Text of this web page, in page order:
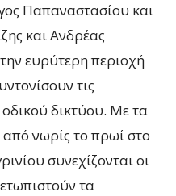
Παπαναστασίου και
και Ανδρέας
ευρύτερη περιοχή
τις
δικτύου. Με τα
νωρίς το πρωί στο
συνεχίζονται οι
τα